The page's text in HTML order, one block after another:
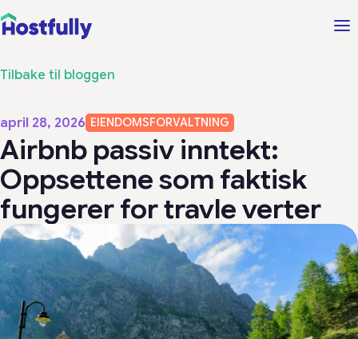
Tilbake til bloggen
april 28, 2026 EIENDOMSFORVALTNING
Airbnb passiv inntekt:
Oppsettene som faktisk
fungerer for travle verter